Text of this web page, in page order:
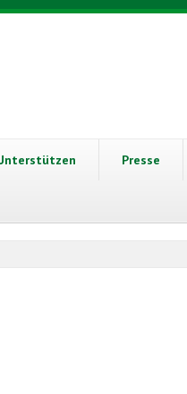
Presse